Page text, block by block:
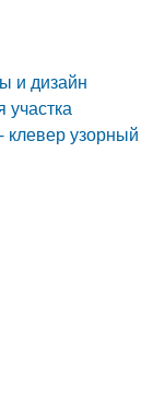
и дизайн
участка
клевер узорный